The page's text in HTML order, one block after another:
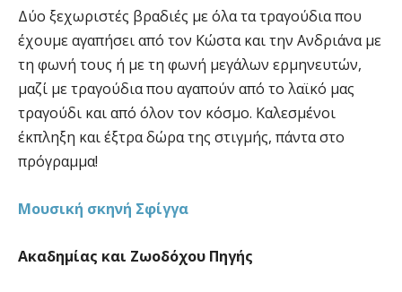
Δύο ξεχωριστές βραδιές με όλα τα τραγούδια που
έχουμε αγαπήσει από τον Κώστα και την Ανδριάνα με
τη φωνή τους ή με τη φωνή μεγάλων ερμηνευτών,
μαζί με τραγούδια που αγαπούν από το λαϊκό μας
τραγούδι και από όλον τον κόσμο. Καλεσμένοι
έκπληξη και έξτρα δώρα της στιγμής, πάντα στο
πρόγραμμα!
Μουσική σκηνή Σφίγγα
Ακαδημίας και Ζωοδόχου Πηγής